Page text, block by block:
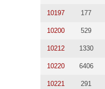
10197 177
10200 529
10212 1330
10220 6406
10221 291